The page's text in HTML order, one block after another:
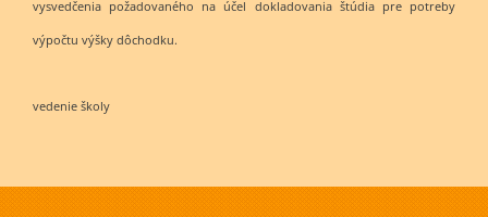
vysvedčenia požadovaného na účel dokladovania štúdia pre potreby
výpočtu výšky dôchodku.
vedenie školy